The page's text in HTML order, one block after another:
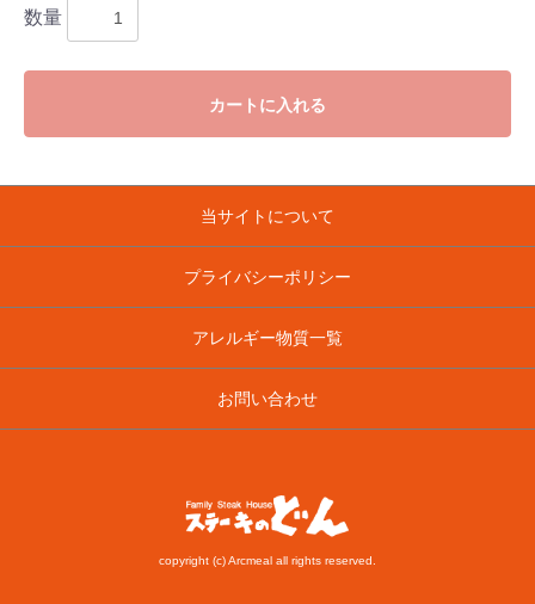
数量
カートに入れる
当サイトについて
プライバシーポリシー
アレルギー物質一覧
お問い合わせ
copyright (c) Arcmeal all rights reserved.